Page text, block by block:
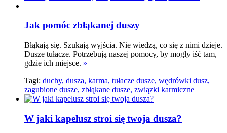
Jak pomóc zbłąkanej duszy
Błąkają się. Szukają wyjścia. Nie wiedzą, co się z nimi dzieje.
Dusze tułacze. Potrzebują naszej pomocy, by mogły iść tam,
gdzie ich miejsce. »
Tagi: duchy, dusza, karma, tułacze dusze, wędrówki dusz,
zagubione dusze, zbłąkane dusze, związki karmiczne
W jaki kapelusz stroi się twoja dusza?